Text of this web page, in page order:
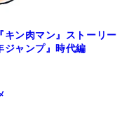
キン肉マン』ストーリー
ジャンプ』時代編